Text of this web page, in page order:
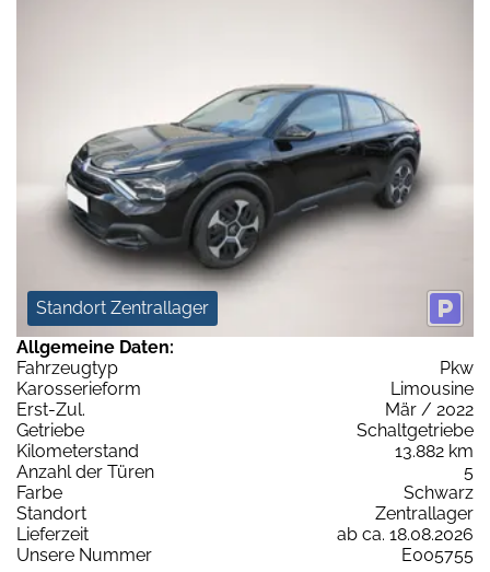
Standort Zentrallager
Allgemeine Daten:
Fahrzeugtyp
Pkw
Karosserieform
Limousine
Erst-Zul.
Mär / 2022
Getriebe
Schaltgetriebe
Kilometerstand
13.882 km
Anzahl der Türen
5
Farbe
Schwarz
Standort
Zentrallager
Lieferzeit
ab ca. 18.08.2026
Unsere Nummer
E005755